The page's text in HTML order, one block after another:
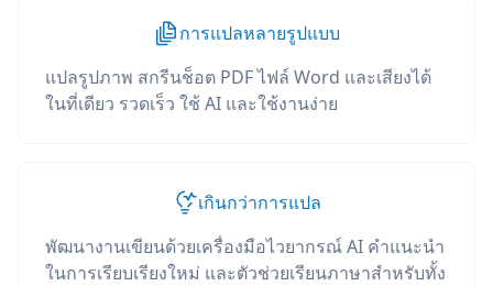
การแปลหลายรูปแบบ
แปลรูปภาพ สกรีนช็อต PDF ไฟล์ Word และเสียงได้
ในที่เดียว รวดเร็ว ใช้ AI และใช้งานง่าย
เกินกว่าการแปล
พัฒนางานเขียนด้วยเครื่องมือไวยากรณ์ AI คำแนะนำ
ในการเรียบเรียงใหม่ และตัวช่วยเรียนภาษาสำหรับทั้ง